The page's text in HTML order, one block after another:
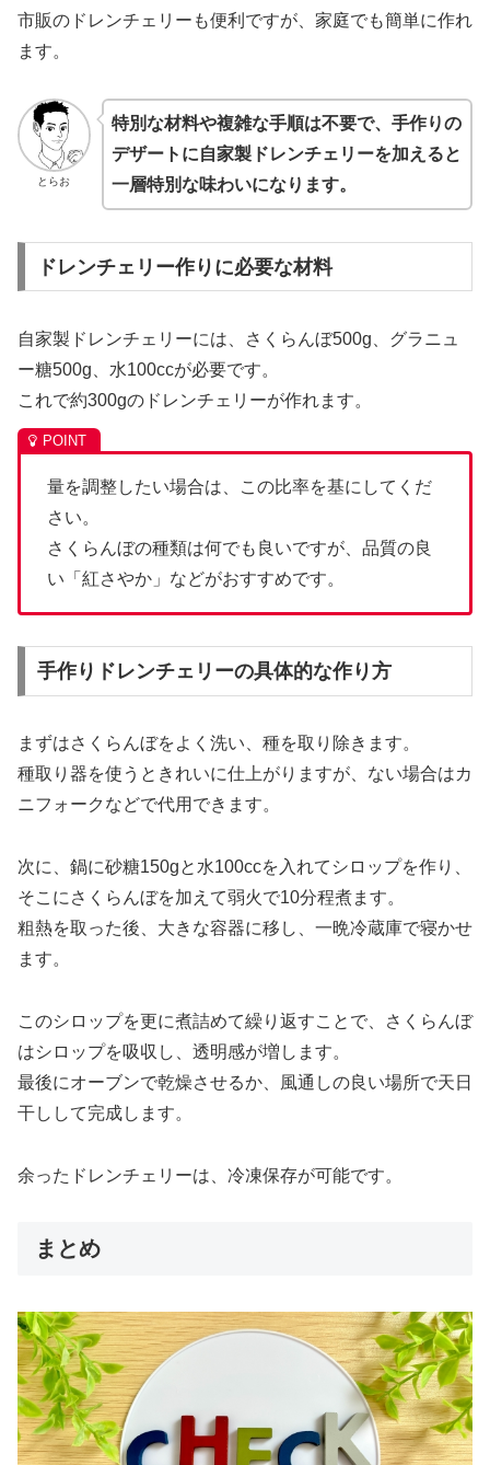
市販のドレンチェリーも便利ですが、家庭でも簡単に作れ
ます。
とらお
特別な材料や複雑な手順は不要で、手作りの
デザートに自家製ドレンチェリーを加えると
一層特別な味わいになります。
ドレンチェリー作りに必要な材料
自家製ドレンチェリーには、さくらんぼ500g、グラニュ
ー糖500g、水100ccが必要です。
これで約300gのドレンチェリーが作れます。
量を調整したい場合は、この比率を基にしてくだ
さい。
さくらんぼの種類は何でも良いですが、品質の良
い「紅さやか」などがおすすめです。
手作りドレンチェリーの具体的な作り方
まずはさくらんぼをよく洗い、種を取り除きます。
種取り器を使うときれいに仕上がりますが、ない場合はカ
ニフォークなどで代用できます。
次に、鍋に砂糖150gと水100ccを入れてシロップを作り、
そこにさくらんぼを加えて弱火で10分程煮ます。
粗熱を取った後、大きな容器に移し、一晩冷蔵庫で寝かせ
ます。
このシロップを更に煮詰めて繰り返すことで、さくらんぼ
はシロップを吸収し、透明感が増します。
最後にオーブンで乾燥させるか、風通しの良い場所で天日
干しして完成します。
余ったドレンチェリーは、冷凍保存が可能です。
まとめ